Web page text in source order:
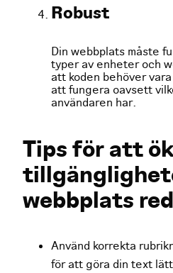
Robust
Din webbplats måste
typer av enheter och
att koden behöver
att fungera oavsett
användaren har.
Tips för att
webbplats
Använd korrekta
för att göra din text